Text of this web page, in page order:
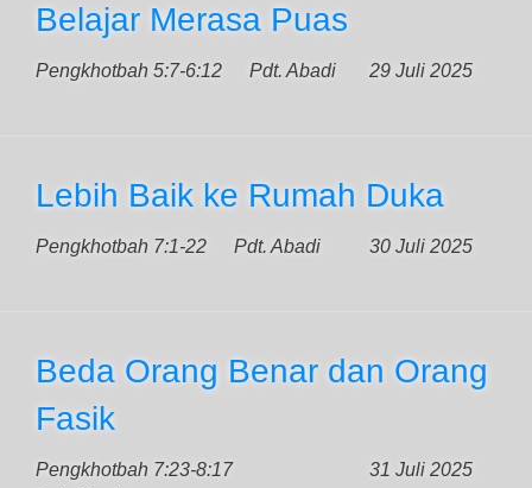
Belajar Merasa Puas
Pengkhotbah 5:7-6:12 29 Juli 2025
Pdt. Abadi
Lebih Baik ke Rumah Duka
Pengkhotbah 7:1-22 30 Juli 2025
Pdt. Abadi
Beda Orang Benar dan Orang
Fasik
Pengkhotbah 7:23-8:17
31 Juli 2025